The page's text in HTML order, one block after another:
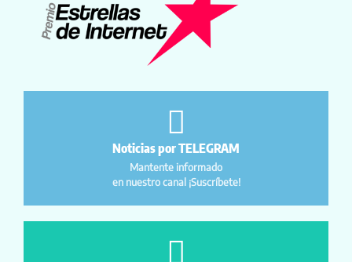
Noticias por TELEGRAM
Mantente informado
en nuestro canal ¡Suscríbete!